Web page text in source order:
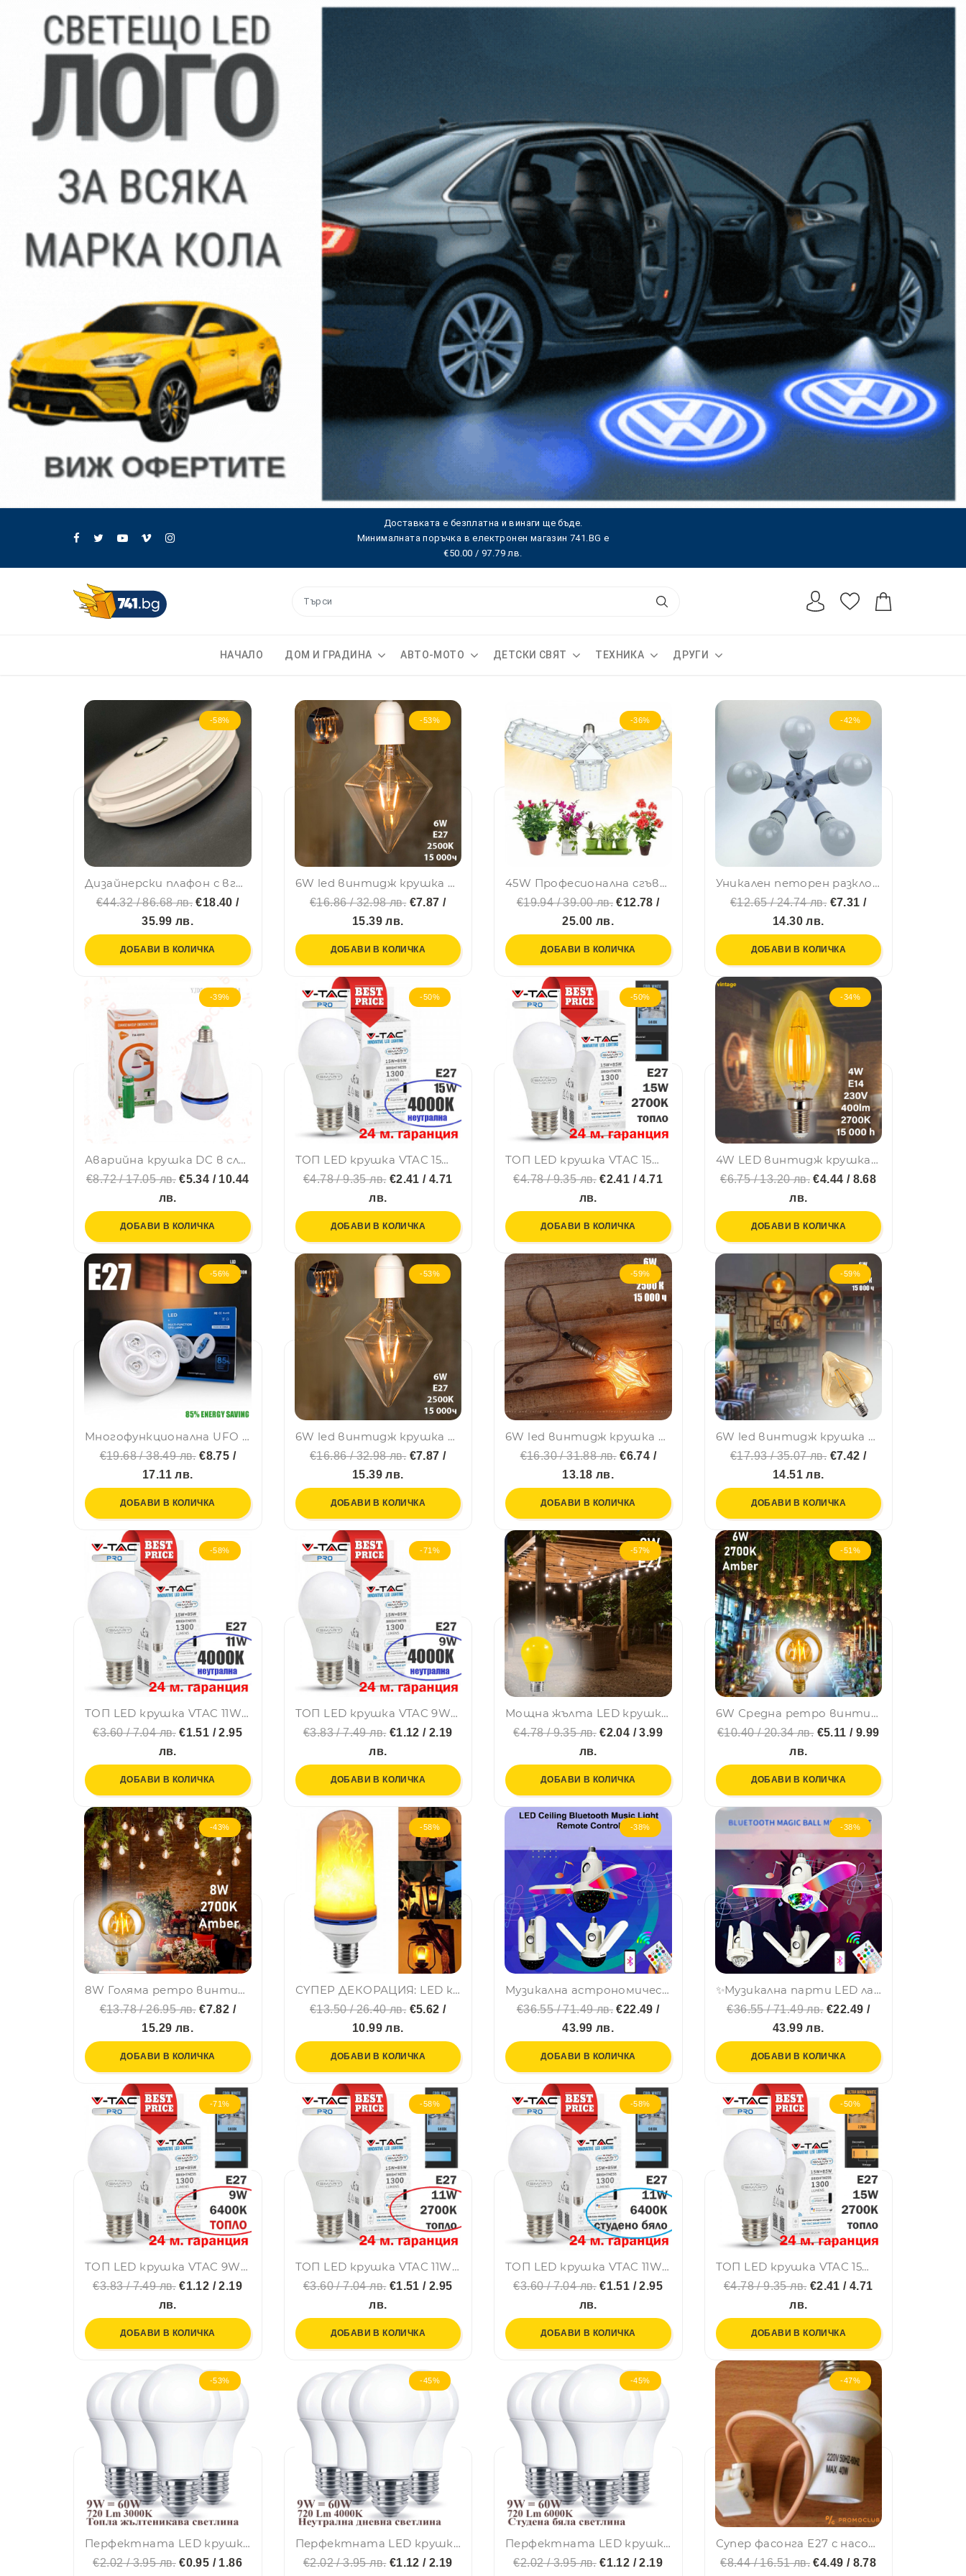
Доставката е безплатна и винаги ще бъде.
Минималната поръчка в електронен магазин 741.BG е
€50.00 / 97.79 лв.
НАЧАЛО ДОМ И ГРАДИНА АВТО-МОТО ДЕТСКИ СВЯТ ТЕХНИКА ДРУГИ
-58%
Дизайнерски плафон с вградена Bluetooth колонка- бяло, LED интериорна лампа, 40см
€44.32 / 86.68 лв. €18.40 /
35.99 лв.
ДОБАВИ В КОЛИЧКА
-53%
6W led винтидж крушка димираща кехлибар, енергоспестяваща, рубин, BF22
€16.86 / 32.98 лв.€7.87 /
15.39 лв.
ДОБАВИ В КОЛИЧКА
-36%
45W Професионална сгъваема лампа за отглеждане на растения🌵
€19.94 / 39.00 лв. €12.78 /
25.00 лв.
ДОБАВИ В КОЛИЧКА
-42%
Уникален петорен разклонител за крушки Е27, 5 в 1
€12.65 / 24.74 лв.€7.31 /
14.30 лв.
ДОБАВИ В КОЛИЧКА
-39%
Аварийна крушка DC в случай на прекъсване на захранването в дома и къмпинг 15W FA-6915
€8.72 / 17.05 лв.€5.34 / 10.44
лв.
ДОБАВИ В КОЛИЧКА
-50%
ТОП LED крушка VTAC 15W 4000K неутрална, Е27, A60, термопластик, нечуплива, 24 мес. гар.
€4.78 / 9.35 лв.€2.41 / 4.71
лв.
ДОБАВИ В КОЛИЧКА
-50%
ТОП LED крушка VTAC 15W 6400K студено бяла, Е27, A60, термопластик, нечуплива, 24 мес. гар.
€4.78 / 9.35 лв.€2.41 / 4.71
лв.
ДОБАВИ В КОЛИЧКА
-34%
4W LED винтидж крушка Е14- LED КРУШКА VINTAGE BFV35 LED 4W E14-2700
€6.75 / 13.20 лв. €4.44 / 8.68
лв.
ДОБАВИ В КОЛИЧКА
-56%
Mногофункционална UFO лампа E27, 36w, бяла светлина, AC165-265V, 85% ENERGY SAVING
€19.68 / 38.49 лв.€8.75 /
17.11 лв.
ДОБАВИ В КОЛИЧКА
-53%
6W led винтидж крушка димираща кехлибар, енергоспестяваща, рубин, BF22
€16.86 / 32.98 лв.€7.87 /
15.39 лв.
ДОБАВИ В КОЛИЧКА
-59%
6W led винтидж крушка димираща кехлибар, енергоспестяваща, звезда, BF22
€16.30 / 31.88 лв.€6.74 /
13.18 лв.
ДОБАВИ В КОЛИЧКА
-59%
6W led винтидж крушка димираща кехлибар, енергоспестяваща, сърце, BF22
€17.93 / 35.07 лв.€7.42 /
14.51 лв.
ДОБАВИ В КОЛИЧКА
-58%
ТОП LED крушка VTAC 11W 4000K неутрална, SAMSUNG чип, Е27, A60, термопластик, нечуплива, 24 мес. гар.
€3.60 / 7.04 лв.€1.51 / 2.95
лв.
ДОБАВИ В КОЛИЧКА
-71%
ТОП LED крушка VTAC 9W 4000K неутрална, Е27, A60, термопластик, нечуплива, 24 мес. гар.
€3.83 / 7.49 лв.€1.12 / 2.19
лв.
ДОБАВИ В КОЛИЧКА
-57%
Мощна жълта LED крушка 9W E27 YELLOW, за дома и градината
€4.78 / 9.35 лв.€2.04 / 3.99
лв.
ДОБАВИ В КОЛИЧКА
-51%
6W Средна ретро винтидж LED крушка E27, LED BULB 2700K, огледална повърхност, amber кехлибар, винтидж, BF22
€10.40 / 20.34 лв.€5.11 / 9.99
лв.
ДОБАВИ В КОЛИЧКА
-43%
8W Голяма ретро винтидж LED крушка E27, LED BULB 2700K, огледална повърхност, amber кехлибар, винтидж, BF22
€13.78 / 26.95 лв.€7.82 /
15.29 лв.
ДОБАВИ В КОЛИЧКА
-58%
СYПЕР ДЕКОРАЦИЯ: LED крушка ПЛАМЪК 🔥
€13.50 / 26.40 лв.€5.62 /
10.99 лв.
ДОБАВИ В КОЛИЧКА
-38%
Музикална астрономическа LED лампа с 3 лъча и вградена bluetooth тонколона
€36.55 / 71.49 лв. €22.49 /
43.99 лв.
ДОБАВИ В КОЛИЧКА
-38%
✨Музикална парти LED лампа с 3 лъча и вградена bluetooth тонколона🎇
€36.55 / 71.49 лв.€22.49 /
43.99 лв.
ДОБАВИ В КОЛИЧКА
-71%
ТОП LED крушка VTAC 9W 2700K топла жълтеникава, Е27, A60, термопластик, нечуплива, 24 мес. гар.
€3.83 / 7.49 лв.€1.12 / 2.19
лв.
ДОБАВИ В КОЛИЧКА
-58%
ТОП LED крушка VTAC 11W 2700K топла жълтеникава, Е27, A60, термопластик, нечуплива, 24 мес. гар.
€3.60 / 7.04 лв.€1.51 / 2.95
лв.
ДОБАВИ В КОЛИЧКА
-58%
ТОП LED крушка VTAC 11W 6400K студено бяла, Е27, A60, термопластик, нечуплива, 24 мес. гар.
€3.60 / 7.04 лв.€1.51 / 2.95
лв.
ДОБАВИ В КОЛИЧКА
-50%
ТОП LED крушка VTAC 15W 2700K топло жълтеникава, Е27, A60, термопластик, нечуплива, 24 мес. гар.
€4.78 / 9.35 лв.€2.41 / 4.71
лв.
ДОБАВИ В КОЛИЧКА
-53%
Перфектната LED крушка 9W, 3000K, топла жълтеникава светлина,аналог 60W жичка, BFO
€2.02 / 3.95 лв.€0.95 / 1.86
-45%
Перфектната LED крушка 9W, 4000K, неутрална дневна светлина, аналог 60W жичка, BFO
€2.02 / 3.95 лв.€1.12 / 2.19
-45%
Перфектната LED крушка 9W, 6000K, студена бяла светлина, аналог на 60W жичка, BFO
€2.02 / 3.95 лв.€1.12 / 2.19
-47%
Супер фасонга Е27 с насочващ се прецизен датчик за автоматичен нощен режим
€8.44 / 16.51 лв. €4.49 / 8.78